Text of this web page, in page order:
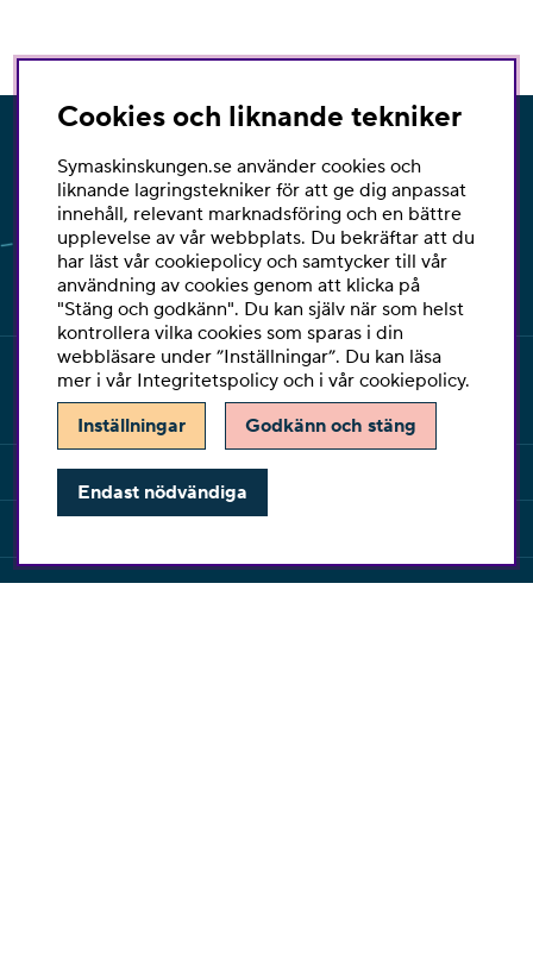
I vårt nyhetsbrev får du ta del av nyheter och
erbjudanden före alla andra.
Signa upp
INFORMATION
Cookies och liknande tekniker
Symaskinskungen.se använder cookies och
liknande lagringstekniker för att ge dig anpassat
innehåll, relevant marknadsföring och en bättre
upplevelse av vår webbplats. Du bekräftar att du
har läst vår cookiepolicy och samtycker till vår
användning av cookies genom att klicka på
"Stäng och godkänn". Du kan själv när som helst
kontrollera vilka cookies som sparas i din
webbläsare under ”Inställningar”. Du kan läsa
mer i vår Integritetspolicy och i vår cookiepolicy.
Inställningar
Godkänn och stäng
Endast nödvändiga